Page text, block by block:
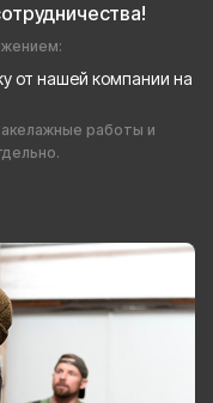
от нашей компании на
работы и